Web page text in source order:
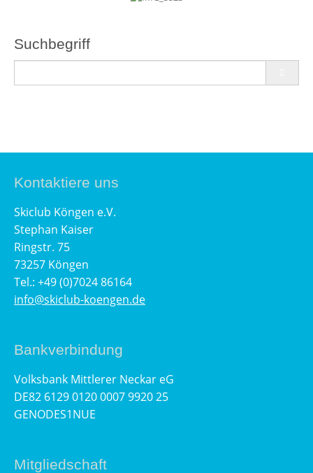
Suchbegriff
Kontaktiere uns
Skiclub Köngen e.V.
Stephan Kaiser
Ringstr. 75
73257 Köngen
Tel.: +49 (0)7024 86164
info@skiclub-koengen.de
Bankverbindung
Volksbank Mittlerer Neckar eG
DE82 6129 0120 0007 9920 25
GENODES1NUE
Mitgliedschaft